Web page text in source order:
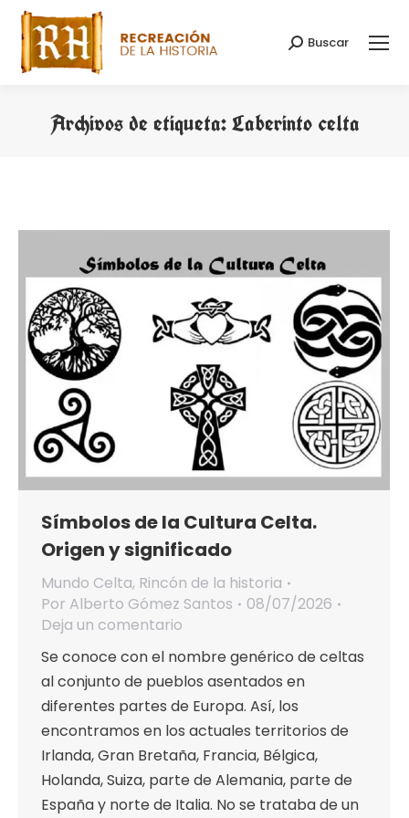
Buscar:
Buscar
Archivos de etiqueta:Laberinto celta
Símbolos de la Cultura Celta.
Origen y significado
Mundo Celta, Rincón de la historia
Por Alberto Gómez Santos
08/07/2026
Deja un comentario
Se conoce con el nombre genérico de celtas
al conjunto de pueblos asentados en
diferentes partes de Europa. Así, los
encontramos en los actuales territorios de
Irlanda, Gran Bretaña, Francia, Bélgica,
Holanda, Suiza, parte de Alemania, parte de
España y norte de Italia. No se trataba de un